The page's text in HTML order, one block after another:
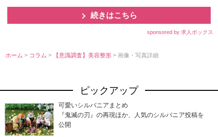
続きはこちら
sponsored by 求人ボックス
ホーム > コラム> 【意識調査】美容整形> 画像・写真詳細
ピックアップ
可愛いシルバニアまとめ
『鬼滅の刃』の再現ほか、人気のシルバニア投稿を
公開